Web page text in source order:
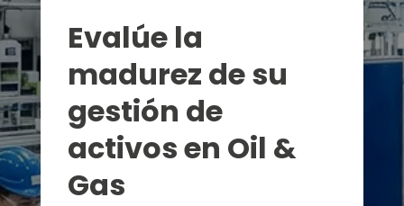
Evalúe la
madurez de su
gestión de
activos en Oil &
Gas